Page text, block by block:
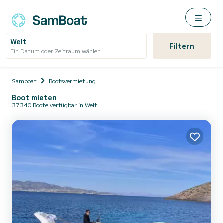
Welt
Ein Datum oder Zeitraum wählen Filtern
Samboat Bootsvermietung
Boot mieten
37340 Boote verfügbar in Welt